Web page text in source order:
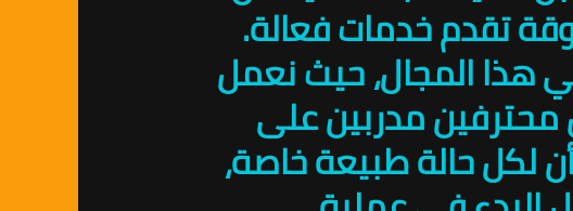
تقدم خدمات فعالة.
هذا المجال، حيث نعمل
محترفين مدربين على
لكل حالة طبيعة خاصة،